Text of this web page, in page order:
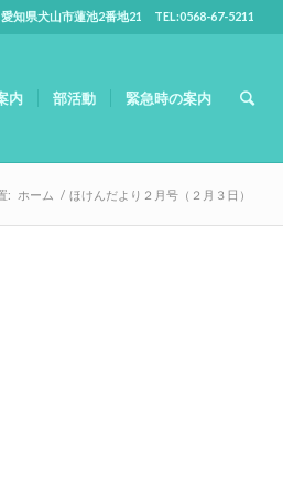
愛知県犬山市蓮池2番地21 TEL:0568-67-5211
内 部活動 緊急時の案内
: ホーム / ほけんだより２月号（２月３日）